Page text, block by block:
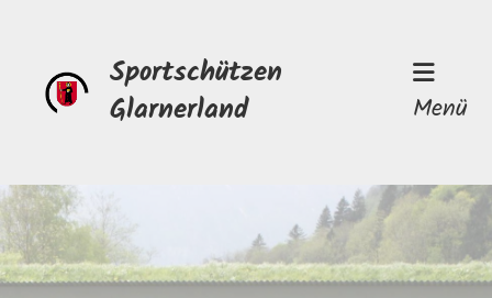
Sportschützen
Glarnerland
Menü